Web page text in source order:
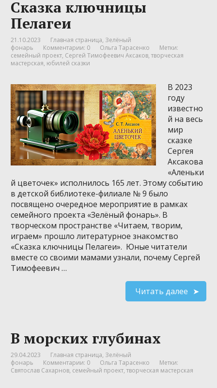
Сказка ключницы
Пелагеи
21.10.2023 Главная страница, Зелёный
фонарь
Комментарии: 0 Ольга Тарасенко
Метки:
семейный проект, Сергей Тимофеевич Аксаков,творческая
мастерская, юбилей сказки
В 2023
году
известно
й на весь
мир
сказке
Сергея
Аксакова
«Аленьки
й цветочек» исполнилось 165 лет. Этому событию
в детской библиотеке-филиале № 9 было
посвящено очередное мероприятие в рамках
семейного проекта «Зелёный фонарь». В
творческом пространстве «Читаем, творим,
играем» прошло литературное знакомство
«Сказка ключницы Пелагеи». ⁣ Юные читатели
вместе со своими мамами узнали, почему Сергей
Тимофеевич …
Читать далее
В морских глубинах
29.04.2023 Главная страница, Зелёный
фонарь
Комментарии: 0 Ольга Тарасенко
Метки:
Святослав Сахарнов, семейный проект,творческая мастерская